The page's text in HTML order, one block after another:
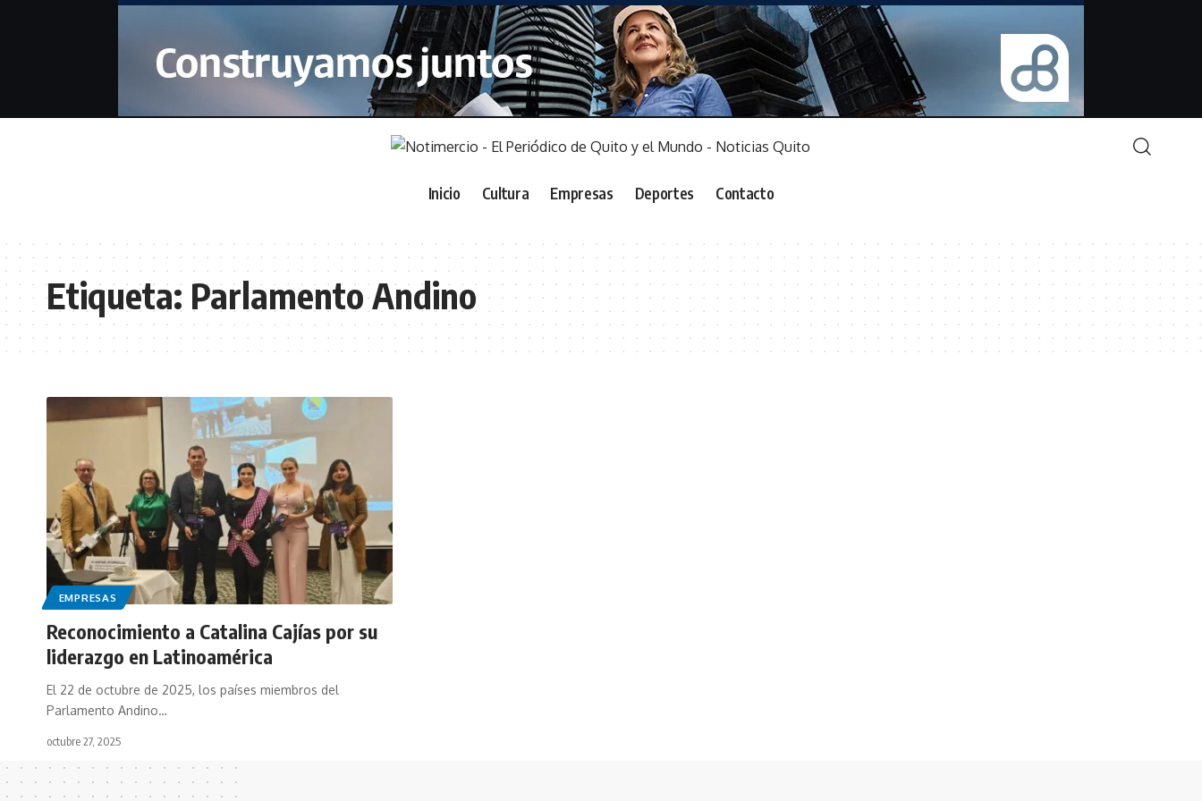
Inicio Cultura Empresas Deportes Contacto
Etiqueta: Parlamento Andino
EMPRESAS
Reconocimiento a Catalina Cajías por su
liderazgo en Latinoamérica
El 22 de octubre de 2025, los países miembros del
Parlamento Andino…
octubre 27, 2025